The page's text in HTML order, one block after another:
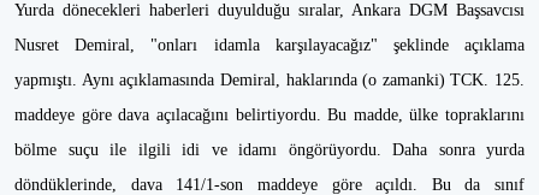
Yurda dönecekleri haberleri duyulduğu sıralar, Ankara DGM Başsavcısı
Nusret Demiral, "onları idamla karşılayacağız" şeklinde açıklama
yapmıştı. Aynı açıklamasında Demiral, haklarında (o zamanki) TCK. 125.
maddeye göre dava açılacağını belirtiyordu. Bu madde, ülke topraklarını
bölme suçu ile ilgili idi ve idamı öngörüyordu. Daha sonra yurda
döndüklerinde, dava 141/1-son maddeye göre açıldı. Bu da sınıf